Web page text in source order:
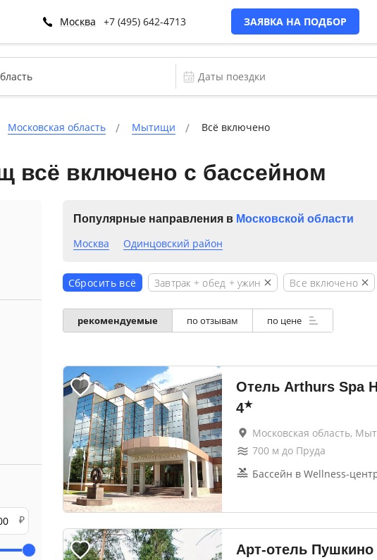
Москва +7 (495) 642-4713 ЗАЯВКА НА ПОДБОР
Московская область Мытищи Всё включено
всё включено с бассейном
₽
Популярные направления в Московской области
Москва Одинцовский район
Сбросить всё Завтрак + обед + ужин Все включено
рекомендуемые по отзывам по цене
Отель Arthurs Spa
4★
Московская область,
700м до Пруда
Бассейн в Wellness-
Арт-отель Пушкино